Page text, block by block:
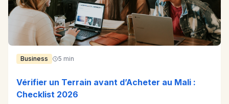
Business 5 min
Vérifier un Terrain avant d’Acheter au Mali :
Checklist 2026